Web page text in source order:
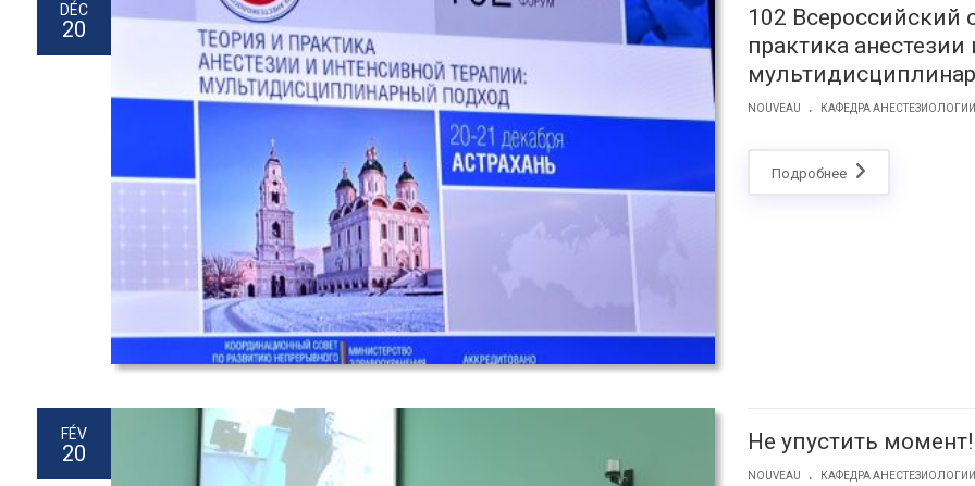
DÉC
20
102 Всероссийский
практика
NOUVEAU . КАФЕДРА
Подробнее
FÉV
20 Не упустить момент!
NOUVEAU . КАФЕДРА